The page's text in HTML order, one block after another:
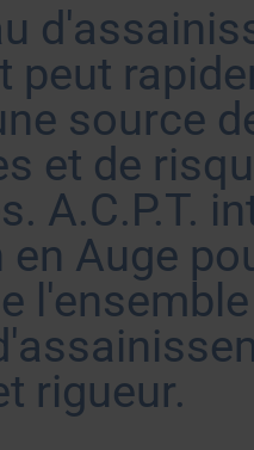
peut
source
et de
A.C.P.T.
Auge
rigueur.